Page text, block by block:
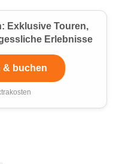
Exklusive Touren,
Erlebnisse
& buchen